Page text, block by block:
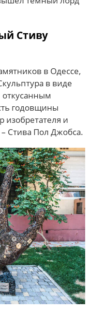
Стиву
в Одессе,
в виде
годовщины
изобретателя и
Стива Пол Джобса.